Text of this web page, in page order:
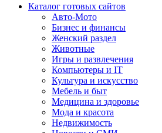
Каталог готовых сайтов
Авто-Мото
Бизнес и финансы
Женский раздел
Животные
Игры и развлечения
Компьютеры и IT
Культура и искусство
Мебель и быт
Медицина и здоровье
Мода и красота
Недвижимость